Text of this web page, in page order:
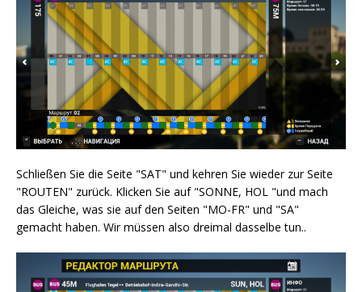
Schließen Sie die Seite "SAT" und kehren Sie wieder zur Seite
"ROUTEN" zurück. Klicken Sie auf "SONNE, HOL "und mach
das Gleiche, was sie auf den Seiten "MO-FR" und "SA"
gemacht haben. Wir müssen also dreimal dasselbe tun..